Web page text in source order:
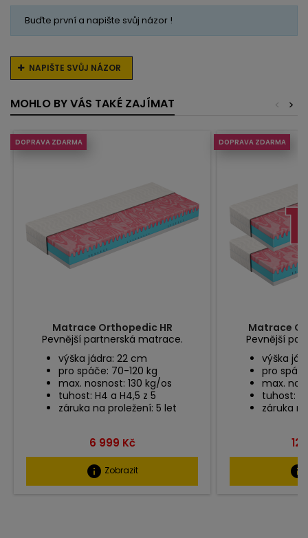
Buďte první a napište svůj názor !
NAPIŠTE SVŮJ NÁZOR
MOHLO BY VÁS TAKÉ ZAJÍMAT >
<
DOPRAVA ZDARMA
Matrace Orthopedic HR
Pevnější partnerská matrace.
výška jádra: 22 cm
pro spáče: 70-120 kg
max. nosnost: 130 kg/os
tuhost: H4 a H4,5 z 5
záruka na proležení: 5 let
Cena
6 999 Kč
info Zobrazit
DOPRAVA ZDARMA
Matrace
Pevnější
výška
pro
max.
tuhost:
záruka
12
info